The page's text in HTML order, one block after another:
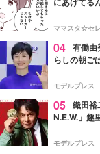
ママスタ☆セ
04 有働由
らしの朝ご
そう」と反響
モデルプレス
05 織田裕
N.E.W.」趣
徴する“謎の
モデルプレス